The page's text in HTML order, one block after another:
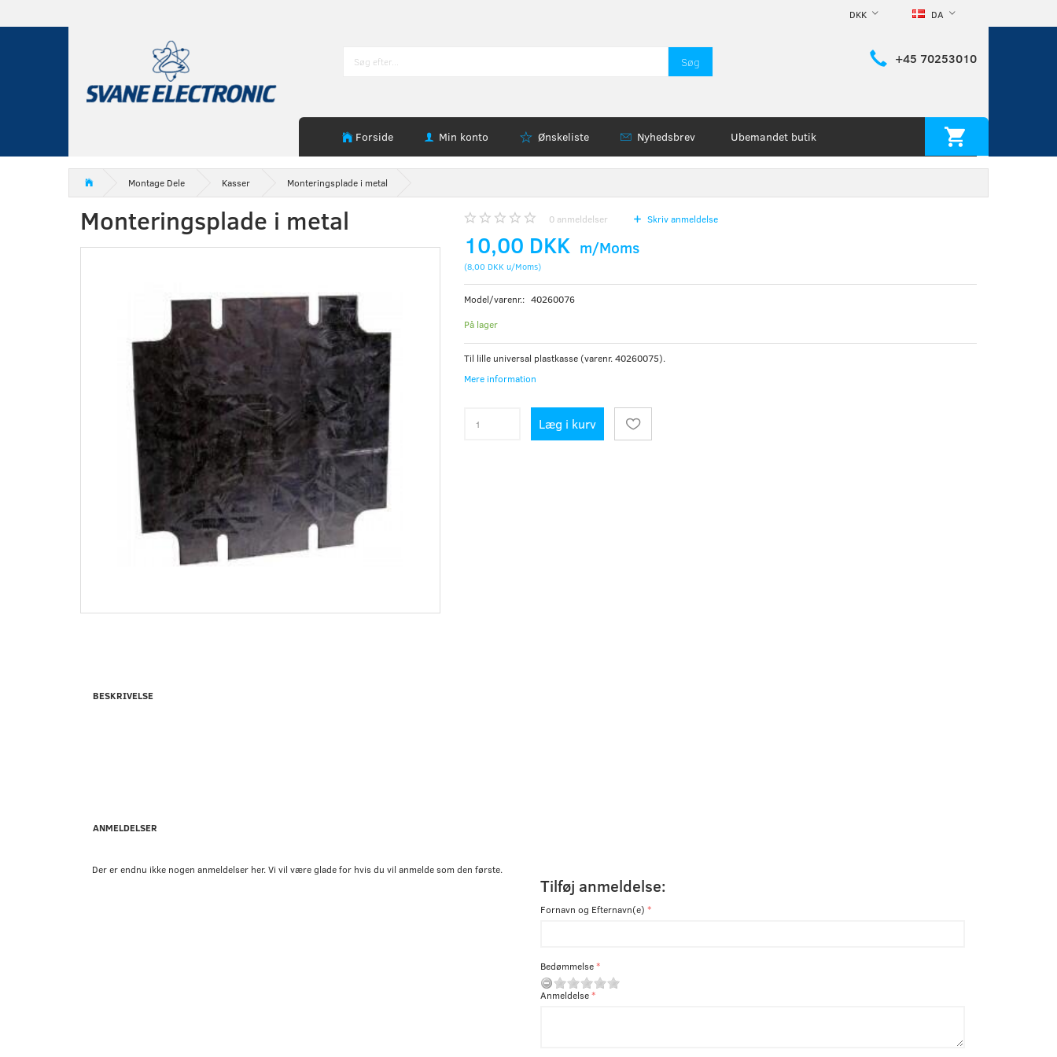
DA
DKK
Søg +45 70253010
Forside Min konto Ønskeliste Nyhedsbrev Ubemandet butik
Montage Dele Kasser Monteringsplade i metal
Monteringsplade i metal 0anmeldelser Skriv anmeldelse
10,00 DKK m/Moms
(8,00 DKKu/Moms)
Model/varenr.: 40260076
På lager
Til lille universal plastkasse (varenr. 40260075).
Mere information
Læg i kurv
BESKRIVELSE
ANMELDELSER
Der er endnu ikke nogen anmeldelser her. Vi vil være glade for hvis du vil anmelde som den første.
Tilføj anmeldelse:
Fornavn og Efternavn(e)
Bedømmelse
Anmeldelse